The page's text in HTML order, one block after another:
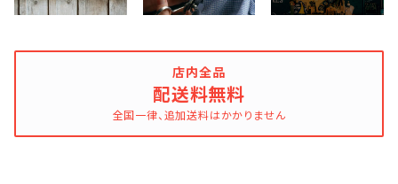
FILSON
店内全品
配送料無料
全国一律、追加送料はかかりません